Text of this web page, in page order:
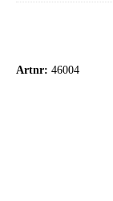
Artnr: 46004